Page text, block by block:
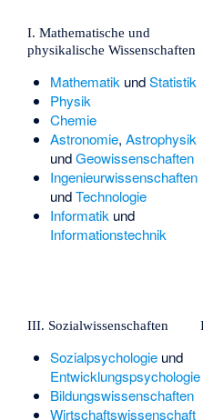
I. Mathematische und
physikalische Wissenschaften
Mathematik undStatistik
Physik
Chemie
Astronomie, Astrophysik
undGeowissenschaften
Ingenieurwissenschaften
undTechnologie
Informatik und
Informationstechnik
III. Sozialwissenschaften
Sozialpsychologieund
Entwicklungspsychologie
Bildungswissenschaften
Wirtschaftswissenschaft